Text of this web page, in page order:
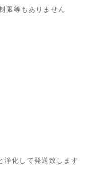
限等もありません
浄化して発送致します